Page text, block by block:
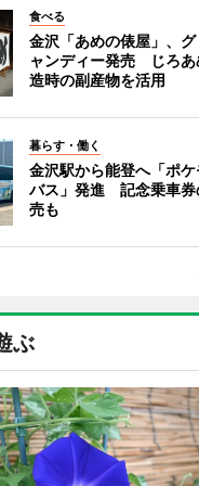
食べる
金沢「あめの俵屋」、グ
ャンディー発売 じろあ
造時の副産物を活用
暮らす・働く
金沢駅から能登へ「ポケ
バス」発進 記念乗車券
売も
ぶ